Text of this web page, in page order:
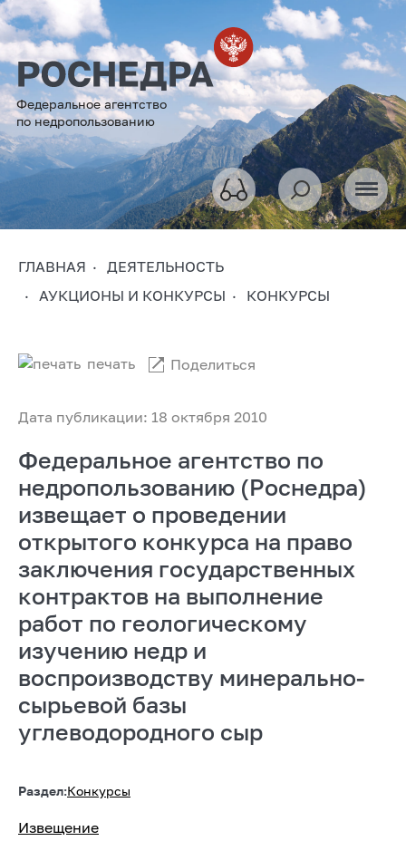
Федеральное агентство
по недропользованию
ГЛАВНАЯ
ДЕЯТЕЛЬНОСТЬ
АУКЦИОНЫ И КОНКУРСЫ
КОНКУРСЫ
Дата публикации: 18 октября 2010
печать Поделиться
Федеральное агентство по
недропользованию (Роснедра)
извещает о проведении
открытого конкурса на право
заключения государственных
контрактов на выполнение
работ по геологическому
изучению недр и
воспроизводству минерально-
сырьевой базы
углеводородного сыр
Раздел:Конкурсы
Извещение